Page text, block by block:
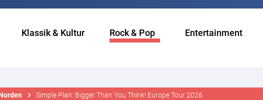
Klassik & Kultur Rock & Pop Entertainment
Simple Plan: Bigger Than You Think! Europe Tour 2026